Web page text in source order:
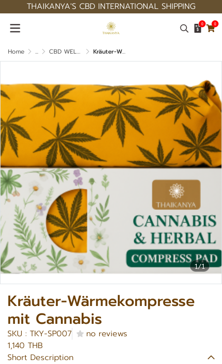
THAIKANYA'S CBD INTERNATIONAL SHIPPING
0 0
Home ... CBD WELLNESS TRESTMENT TRODUCTS Kräuter-Wärmekompresse mit Cannabis
1/1
Kräuter-Wärmekompresse
mit Cannabis
SKU : TKY-SP007
no reviews
1,140 THB
Short Description